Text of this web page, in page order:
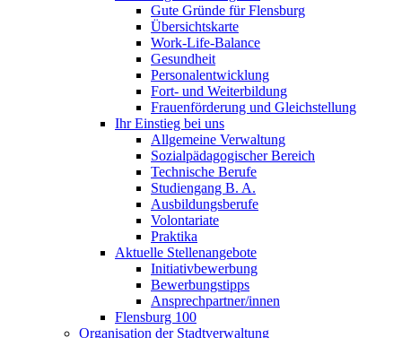
Gute Gründe für Flensburg
Übersichtskarte
Work-Life-Balance
Gesundheit
Personalentwicklung
Fort- und Weiterbildung
Frauenförderung und Gleichstellung
Ihr Einstieg bei uns
Allgemeine Verwaltung
Sozialpädagogischer Bereich
Technische Berufe
Studiengang B. A.
Ausbildungsberufe
Volontariate
Praktika
Aktuelle Stellenangebote
Initiativbewerbung
Bewerbungstipps
Ansprechpartner/innen
Flensburg 100
Organisation der Stadtverwaltung